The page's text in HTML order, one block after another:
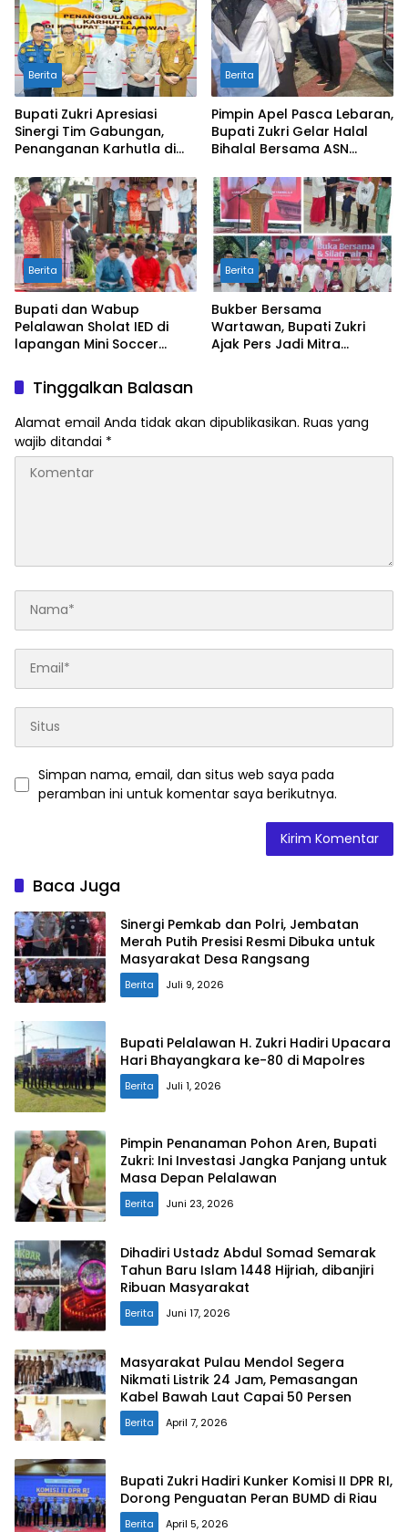
Berita
Bupati Zukri Apresiasi
Sinergi Tim Gabungan,
Penanganan Karhutla di
Berita
Pimpin Apel Pasca Lebaran,
Bupati Zukri Gelar Halal
Bihalal Bersama ASN
Berita
Bupati dan Wabup
Pelalawan Sholat IED di
lapangan Mini Soccer
Berita
Bukber Bersama
Wartawan, Bupati Zukri
Ajak Pers Jadi Mitra
Tinggalkan Balasan
Alamat email Anda tidak akan dipublikasikan. Ruas yang
wajib ditandai *
Simpan nama, email, dan situs web saya pada
peramban ini untuk komentar saya berikutnya.
Baca Juga
Sinergi Pemkab dan Polri, Jembatan
Merah Putih Presisi Resmi Dibuka untuk
Masyarakat Desa Rangsang
Berita Juli 9, 2026
Bupati Pelalawan H. Zukri Hadiri Upacara
Hari Bhayangkara ke-80 di Mapolres
Berita Juli 1, 2026
Pimpin Penanaman Pohon Aren, Bupati
Zukri: Ini Investasi Jangka Panjang untuk
Masa Depan Pelalawan
Berita Juni 23, 2026
Dihadiri Ustadz Abdul Somad Semarak
Tahun Baru Islam 1448 Hijriah, dibanjiri
Ribuan Masyarakat
Berita Juni 17, 2026
Masyarakat Pulau Mendol Segera
Nikmati Listrik 24 Jam, Pemasangan
Kabel Bawah Laut Capai 50 Persen
Berita April 7, 2026
Bupati Zukri Hadiri Kunker Komisi II DPR RI,
Dorong Penguatan Peran BUMD di Riau
Berita April 5, 2026